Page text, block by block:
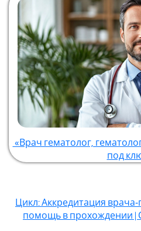
«Врач гематолог,
под
Цикл: Аккредитация
помощь в прохождении |